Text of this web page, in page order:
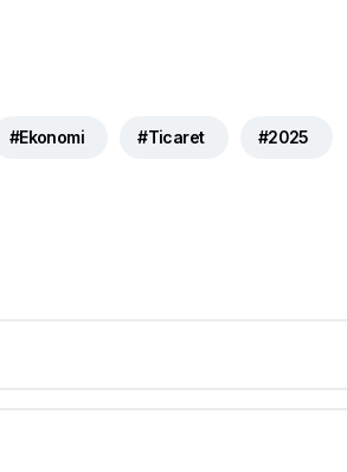
#Ekonomi #Ticaret #2025